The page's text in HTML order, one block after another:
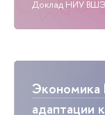
Доклад НИУ
Экономика
адаптации